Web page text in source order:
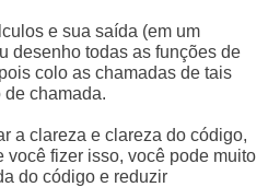
e sua saída (em um
desenho todas as funções de
colo as chamadas de tais
chamada.
a clareza e clareza do código,
você fizer isso, você pode muito
do código e reduzir